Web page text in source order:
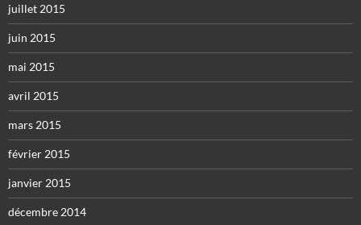
juillet 2015
juin 2015
mai 2015
avril 2015
mars 2015
février 2015
janvier 2015
décembre 2014